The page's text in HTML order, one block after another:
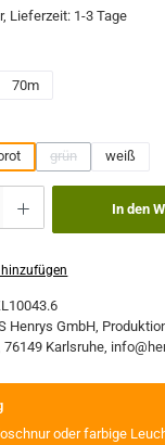
Lieferzeit: 1-3 Tage
70m
grün
(Diese Option ist
weiß
gewünschten Wert ein
In den
Henrys GmbH,
Karlsruhe,
oder farbige